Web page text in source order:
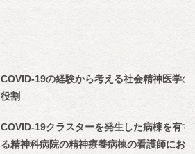
COVID-19の経験から考える社会精神医学の
役割
COVID-19クラスターを発生した病棟を有す
る精神科病院の精神療養病棟の看護師にお